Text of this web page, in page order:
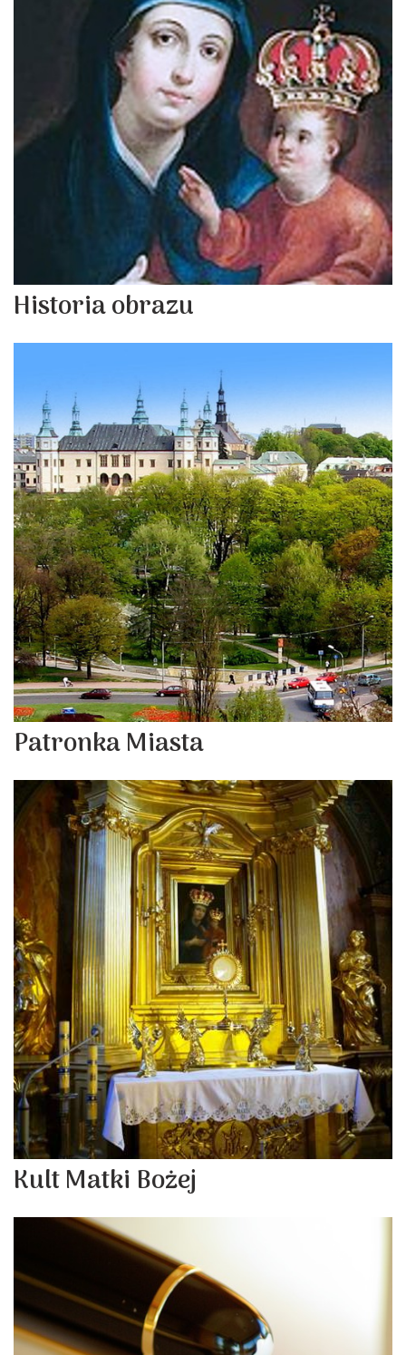
Historia obrazu
Patronka Miasta
Kult Matki Bożej